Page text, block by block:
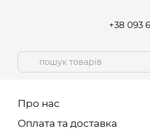
+38 093
Про нас
Оплата та доставка